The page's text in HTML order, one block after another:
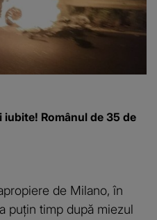
Românul de 35 de
de Milano, în
puțin timp după miezul